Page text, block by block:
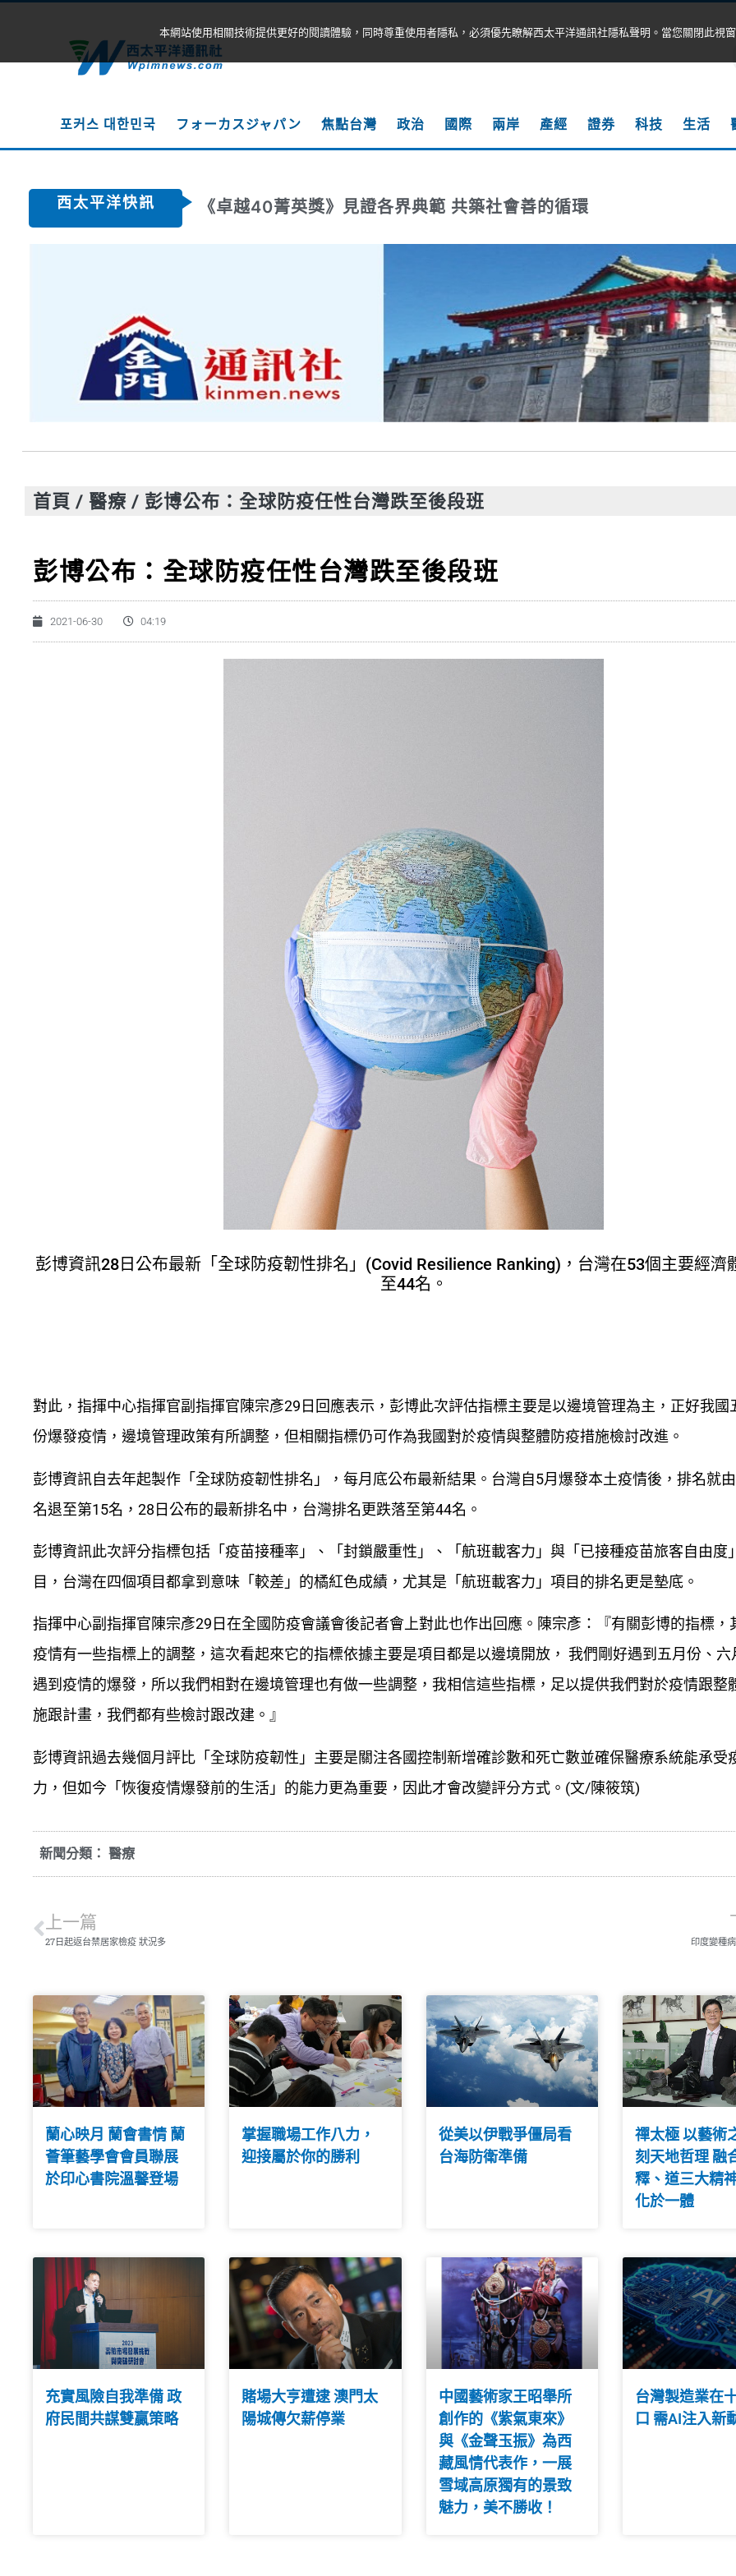
포커스 대한민국 フォーカスジャパン 焦點台灣 政治 國際 兩岸 產經 證券 科技 生活
西太平洋快訊 卓越 40，致敬非凡影響力—台灣最具指標性的菁英獎即將揭曉
首頁 / 醫療 / 彭博公布：全球防疫任性台灣跌至後段班
彭博公布：全球防疫任性台灣跌至後段班
2021-06-30 04:19
彭博資訊28日公布最新「全球防疫韌性排名」(Covid Resilience Ranking)，台灣在53個主要經濟
至44名。
對此，指揮中心指揮官副指揮官陳宗彥29日回應表示，彭博此次評估指標主要是以邊境管理為主，正好我國
份爆發疫情，邊境管理政策有所調整，但相關指標仍可作為我國對於疫情與整體防疫措施檢討改進。
彭博資訊自去年起製作「全球防疫韌性排名」，每月底公布最新結果。台灣自5月爆發本土疫情後，排名就
名退至第15名，28日公布的最新排名中，台灣排名更跌落至第44名。
彭博資訊此次評分指標包括「疫苗接種率」、「封鎖嚴重性」、「航班載客力」與「已接種疫苗旅客自由度
目，台灣在四個項目都拿到意味「較差」的橘紅色成績，尤其是「航班載客力」項目的排名更是墊底。
指揮中心副指揮官陳宗彥29日在全國防疫會議會後記者會上對此也作出回應。陳宗彥：『有關彭博的指標，
疫情有一些指標上的調整，這次看起來它的指標依據主要是項目都是以邊境開放， 我們剛好遇到五月份、六
遇到疫情的爆發，所以我們相對在邊境管理也有做一些調整，我相信這些指標，足以提供我們對於疫情跟整
施跟計畫，我們都有些檢討跟改建。』
彭博資訊過去幾個月評比「全球防疫韌性」主要是關注各國控制新增確診數和死亡數並確保醫療系統能承受
力，但如今「恢復疫情爆發前的生活」的能力更為重要，因此才會改變評分方式。(文/陳筱筑)
新聞分類： 醫療
上一篇
27日起返台禁居家檢疫 狀況多 印度變種
蘭心映月 蘭會書情 蘭
薈筆藝學會會員聯展
於印心書院溫馨登場
掌握職場工作八力，
迎接屬於你的勝利
從美以伊戰爭僵局看
台海防衛準備
禪太極 以藝術
刻天地哲理 融
釋、道三大精
化於一體
充實風險自我準備 政
府民間共謀雙贏策略
賭場大亨遭逮 澳門太
陽城傳欠薪停業
中國藝術家王昭舉所
創作的《紫氣東來》
與《金聲玉振》為西
藏風情代表作，一展
雪域高原獨有的景致
魅力，美不勝收！
台灣製造業在
口 需AI注入新
本網站使用相關技術提供更好的閱讀體驗，同時尊重使用者隱私，必須優先瞭解西太平洋通訊社隱私聲明。當您關閉此視